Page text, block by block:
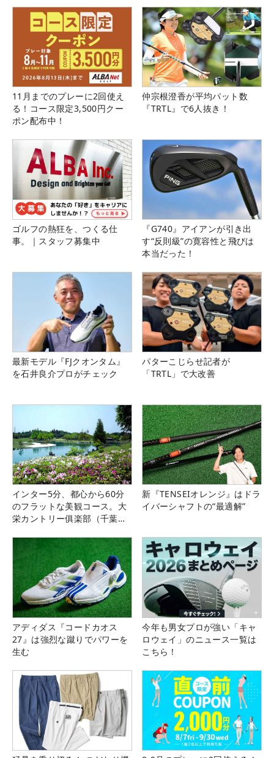
11月までのプレーに2回使え
る！コース限定3,500円クー
ポン配布中！
仲宗根澄香が平均パット数
『TRTL』で6人抜き！
ゴルフの熱狂を、つくる仕
事。｜スタッフ募集中
『G740』アイアンが引き出
す“反則級”の寛容性と飛びは
本当だった！
最新モデル『FJクオンタム』
を石井良介プロがチェック
パターこじらせ記者が
「TRTL」で大改善
インター5分、都心から60分
のフラットな美観コース。大
栄カントリー俱楽部（千葉
新『TENSEIオレンジ』はドラ
イバーシャフトの“最適解”
アディダス『コードカオス
27』は強烈な蹴りでパワーを
生む
今年も男女プロが強い「キャ
ロウェイ」のニュース一覧は
こちら！